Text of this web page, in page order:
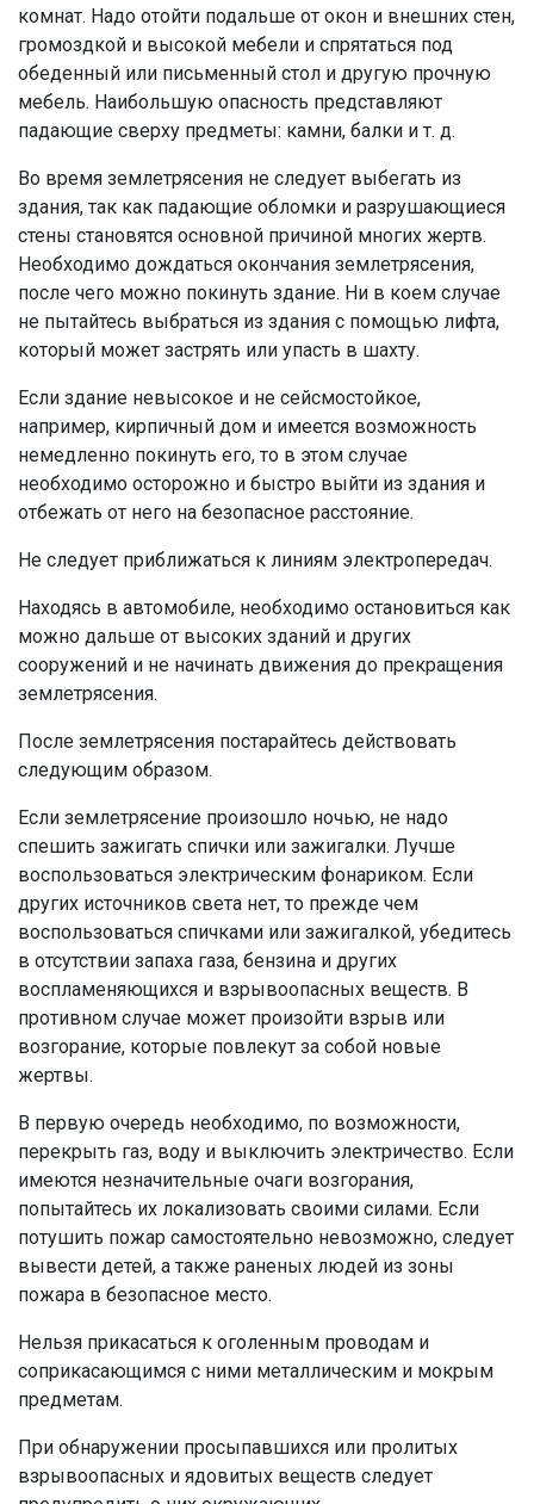
комнат. Надо отойти подальше от окон и внешних стен,
громоздкой и высокой мебели и спрятаться под
обеденный или письменный стол и другую прочную
мебель. Наибольшую опасность представляют
падающие сверху предметы: камни, балки и т. д.
Во время землетрясения не следует выбегать из
здания, так как падающие обломки и разрушающиеся
стены становятся основной причиной многих жертв.
Необходимо дождаться окончания землетрясения,
после чего можно покинуть здание. Ни в коем случае
не пытайтесь выбраться из здания с помощью лифта,
который может застрять или упасть в шахту.
Если здание невысокое и не сейсмостойкое,
например, кирпичный дом и имеется возможность
немедленно покинуть его, то в этом случае
необходимо осторожно и быстро выйти из здания и
отбежать от него на безопасное расстояние.
Не следует приближаться к линиям электропередач.
Находясь в автомобиле, необходимо остановиться как
можно дальше от высоких зданий и других
сооружений и не начинать движения до прекращения
землетрясения.
После землетрясения постарайтесь действовать
следующим образом.
Если землетрясение произошло ночью, не надо
спешить зажигать спички или зажигалки. Лучше
воспользоваться электрическим фонариком. Если
других источников света нет, то прежде чем
воспользоваться спичками или зажигалкой, убедитесь
в отсутствии запаха газа, бензина и других
воспламеняющихся и взрывоопасных веществ. В
противном случае может произойти взрыв или
возгорание, которые повлекут за собой новые
жертвы.
В первую очередь необходимо, по возможности,
перекрыть газ, воду и выключить электричество. Если
имеются незначительные очаги возгорания,
попытайтесь их локализовать своими силами. Если
потушить пожар самостоятельно невозможно, следует
вывести детей, а также раненых людей из зоны
пожара в безопасное место.
Нельзя прикасаться к оголенным проводам и
соприкасающимся с ними металлическим и мокрым
предметам.
При обнаружении просыпавшихся или пролитых
взрывоопасных и ядовитых веществ следует